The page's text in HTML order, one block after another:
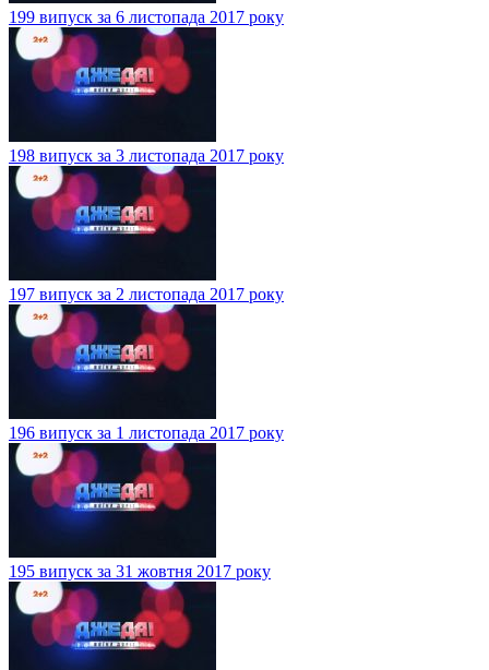
199 випуск за 6 листопада 2017 року
198 випуск за 3 листопада 2017 року
197 випуск за 2 листопада 2017 року
196 випуск за 1 листопада 2017 року
195 випуск за 31 жовтня 2017 року